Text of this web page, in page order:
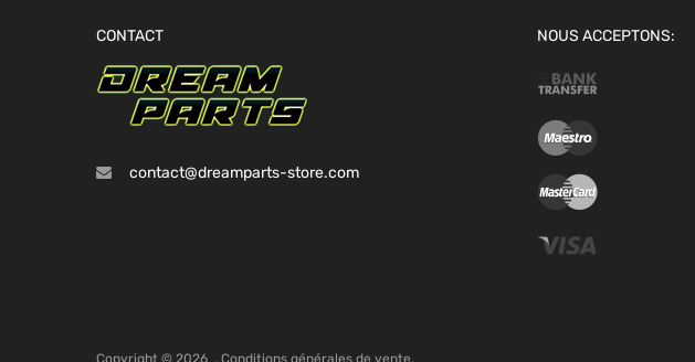
CONTACT
contact@dreamparts-store.com
NOUS ACCEPTONS:
Copyright © 2026 . Conditions générales de vente.